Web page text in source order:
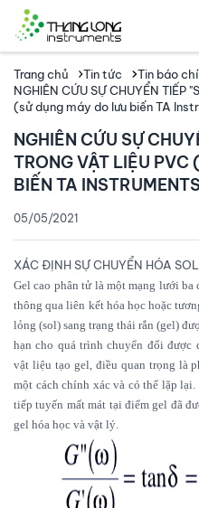
Trang chủ Tin tức
Tin báo chí
NGHIÊN CỨU SỰ CHUYỂN TIẾP
(sử dụng máy do lưu biến TA
NGHIÊN CỨU SỰ
TRONG VẬT LIỆU PVC
BIẾN TA
05/05/2021
XÁC ĐỊNH SỰ CHUYỂN HÓA
Gel cao phân tử là một mạng lưới
thông qua liên kết hóa học hoặc
lỏng (sol) sang trạng thái rắn (gel)
hạn cho quá trình chuyển đổi
vật liệu tạo gel, điều quan trọng là
một cách chính xác và có thể lặp
tiếp tuyến mất mát tại điểm gel đã
gel hóa học và vật lý.